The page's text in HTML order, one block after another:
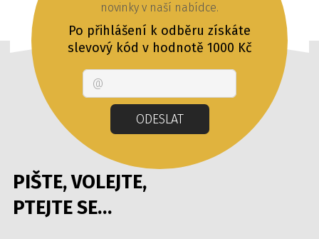
PIŠTE, VOLEJTE,
PTEJTE SE…
novinky v naší nabídce.
Po přihlášení k odběru získáte
slevový kód v hodnotě 1000 Kč
ODESLAT